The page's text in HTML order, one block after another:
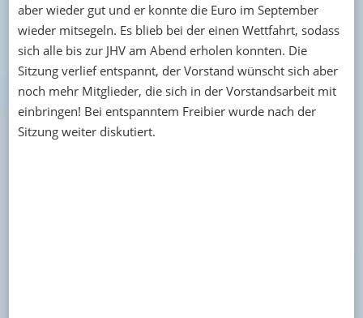
aber wieder gut und er konnte die Euro im September
wieder mitsegeln. Es blieb bei der einen Wettfahrt, sodass
sich alle bis zur JHV am Abend erholen konnten. Die
Sitzung verlief entspannt, der Vorstand wünscht sich aber
noch mehr Mitglieder, die sich in der Vorstandsarbeit mit
einbringen! Bei entspanntem Freibier wurde nach der
Sitzung weiter diskutiert.